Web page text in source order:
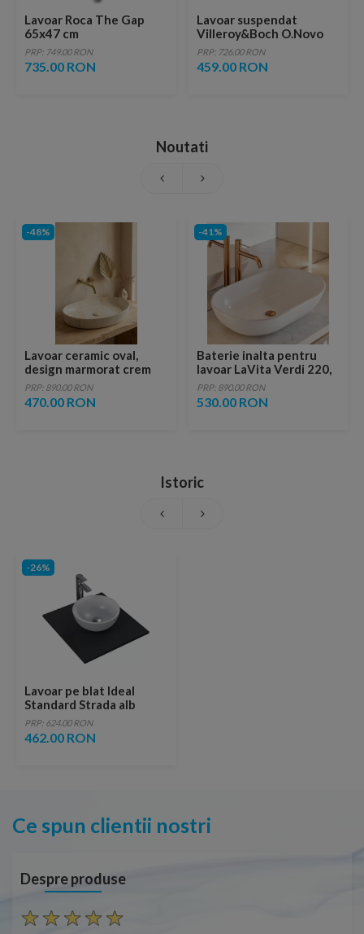
Lavoar Roca The Gap
65x47 cm
PRP: 749.00 RON
735.00 RON
Lavoar suspendat
Villeroy&Boch O.Novo
50x37 cm
PRP: 726.00 RON
459.00 RON
Noutati
-48%
Lavoar ceramic oval,
design marmorat crem
lucios cu vene aurii,
ventil inclus
PRP: 890.00 RON
470.00 RON
-41%
Baterie inalta pentru
lavoar LaVita Verdi 220,
fara ventil, brushed
copper
PRP: 890.00 RON
530.00 RON
Istoric
-26%
Lavoar pe blat Ideal
Standard Strada alb
lucios Ø34 cm
PRP: 624.00 RON
462.00 RON
Ce spun clientii nostri
Despre produse